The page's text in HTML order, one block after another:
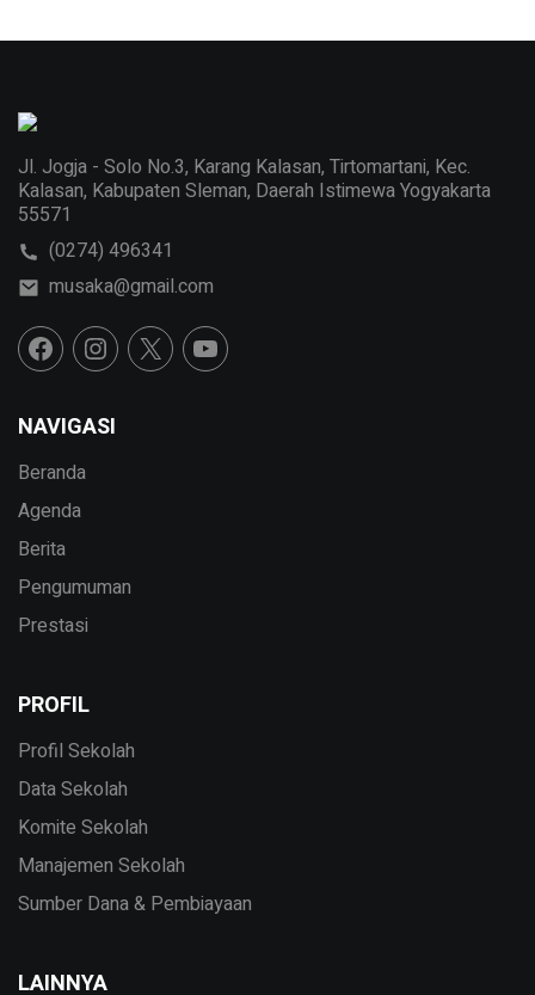
Jl. Jogja - Solo No.3, Karang Kalasan, Tirtomartani, Kec.
Kalasan, Kabupaten Sleman, Daerah Istimewa Yogyakarta
55571
(0274) 496341
musaka@gmail.com
NAVIGASI
Beranda
Agenda
Berita
Pengumuman
Prestasi
PROFIL
Profil Sekolah
Data Sekolah
Komite Sekolah
Manajemen Sekolah
Sumber Dana & Pembiayaan
LAINNYA